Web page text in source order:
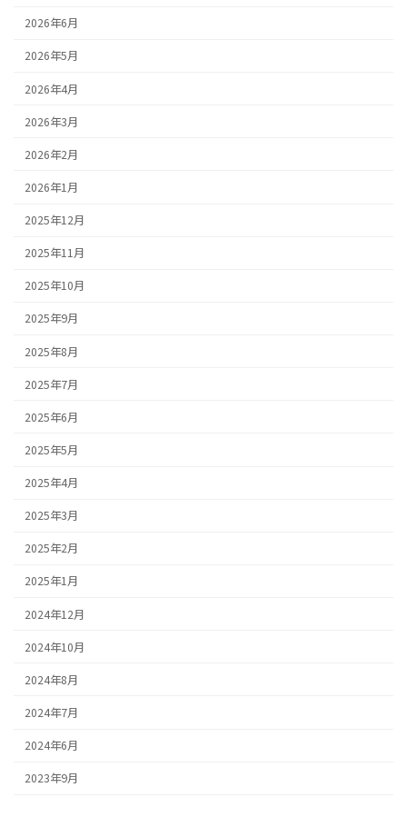
2026年6月
2026年5月
2026年4月
2026年3月
2026年2月
2026年1月
2025年12月
2025年11月
2025年10月
2025年9月
2025年8月
2025年7月
2025年6月
2025年5月
2025年4月
2025年3月
2025年2月
2025年1月
2024年12月
2024年10月
2024年8月
2024年7月
2024年6月
2023年9月